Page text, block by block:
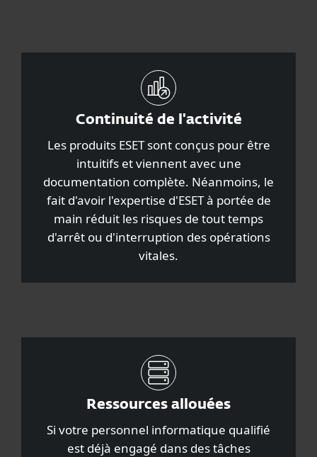
Continuité de l'activité
Les produits ESET sont conçus pour être
intuitifs et viennent avec une
documentation complète. Néanmoins, le
fait d'avoir l'expertise d'ESET à portée de
main réduit les risques de tout temps
d'arrêt ou d'interruption des opérations
vitales.
Ressources allouées
Si votre personnel informatique qualifié
est déjà engagé dans des tâches